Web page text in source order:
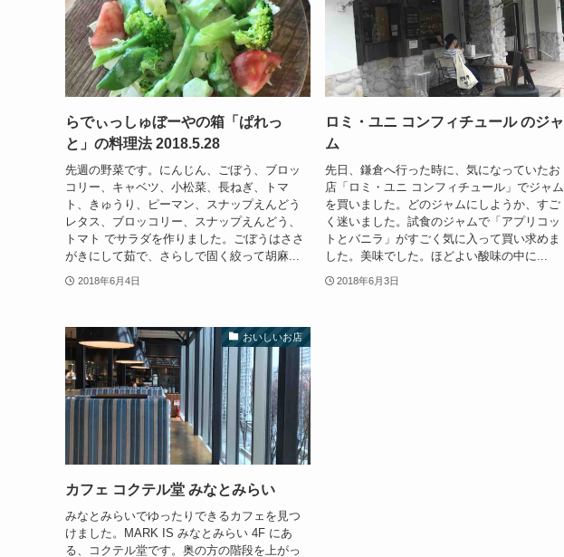
らでぃっしゅぼーやの箱「ぱれっ
と」の料理法 2018.5.28
先週の野菜です。にんじん、ごぼう、ブロッ
コリー、キャベツ、小松菜、長ねぎ、トマ
ト、きゅうり、ピーマン、スナップえんどう
レタス、ブロッコリー、スナップえんどう、
トマト でサラダを作りました。ごぼうはささ
がきにして茹で、さらしで固く絞って胡麻...
2018年6月4日
ロミ・ユニ コンフィチュール のジャ
ム
先日、鎌倉へ行った時に、気になっていたお
店「ロミ・ユニ コンフィチュール」でジャム
を買いました。どのジャムにしようか、すご
く迷いました。試食のジャムで「アプリコッ
トとバニラ」がすごく気に入って買い求めま
した。美味でした。ほどよい酸味の中に...
2018年6月3日
おいしいお店
カフェ コクテル堂 みなとみらい
みなとみらいでゆったりできるカフェを見つ
けました。MARK IS みなとみらい 4F にあ
る、コクテル堂です。奥の方の階段を上がっ